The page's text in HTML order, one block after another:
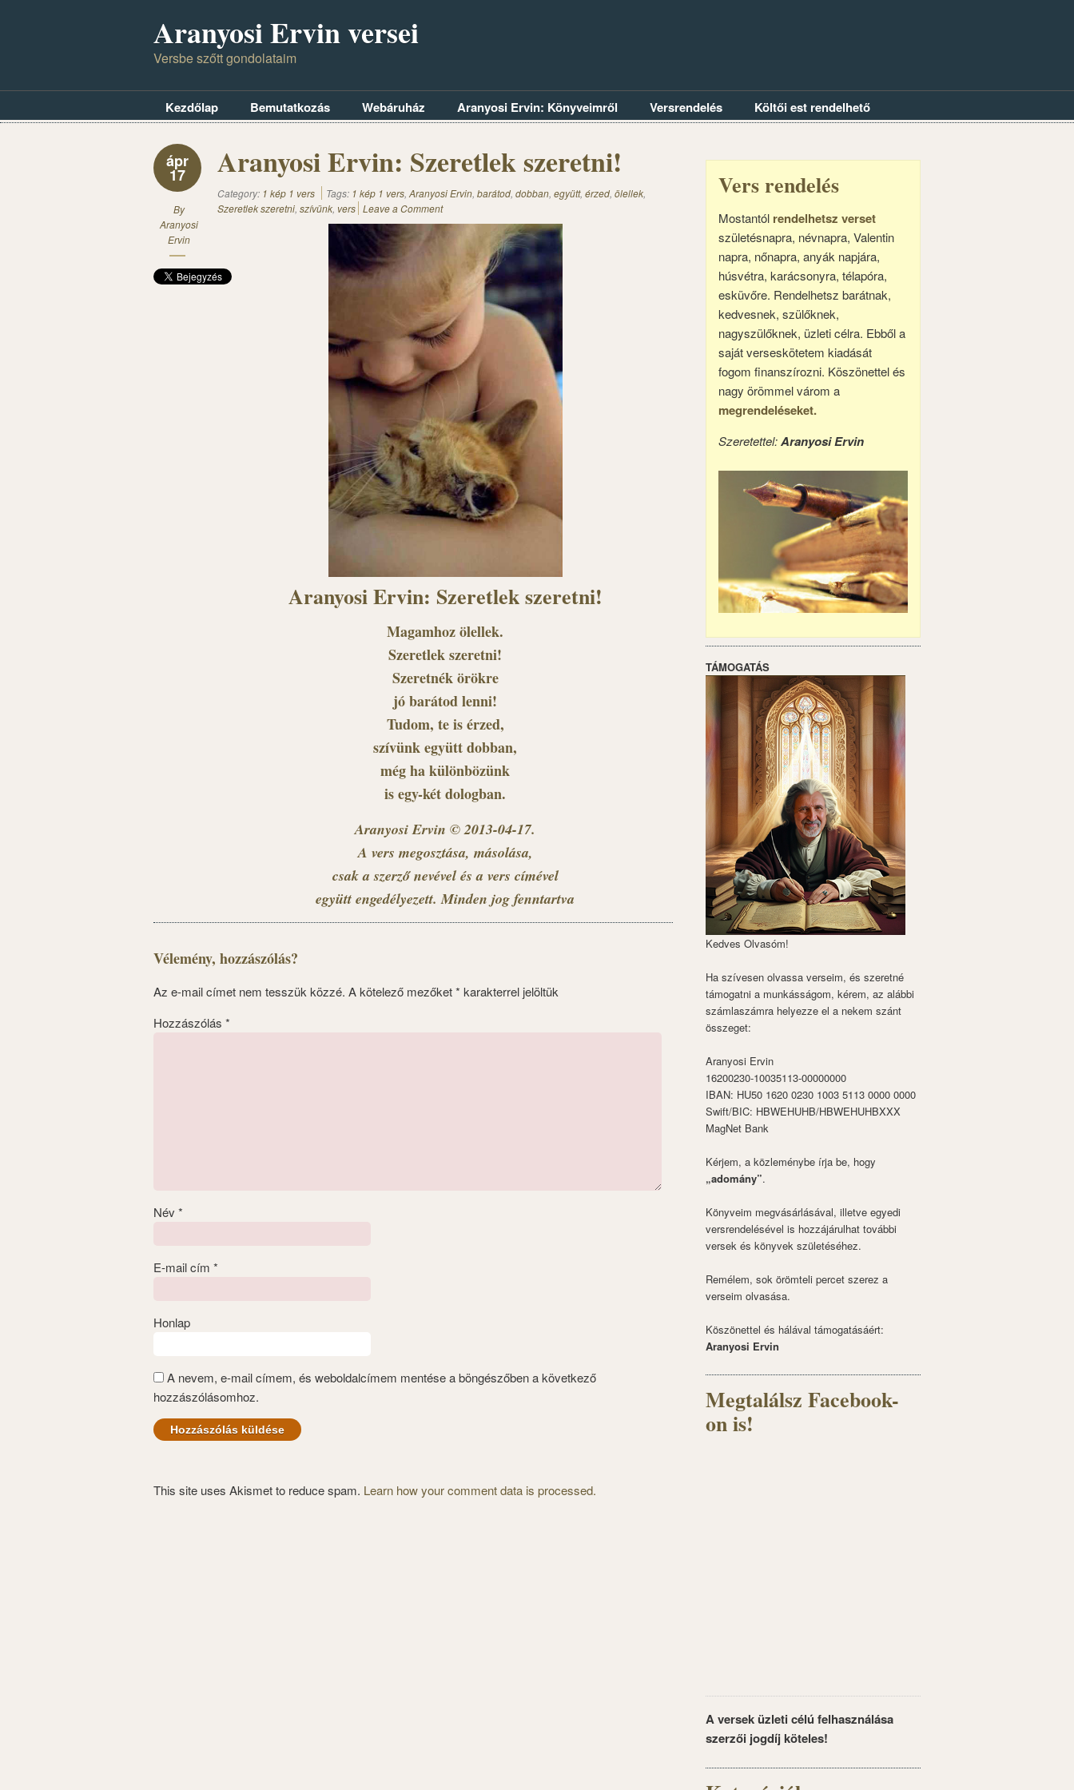
Aranyosi Ervin versei
Versbe szőtt gondolataim
Kezdőlap Bemutatkozás Webáruház Aranyosi Ervin: Könyveimről Versrendelés Költői est rendelhető
ápr
17
By
Aranyosi
Ervin
Aranyosi Ervin: Szeretlek szeretni!
Category: 1 kép 1 vers Tags: 1 kép 1 vers, Aranyosi Ervin, barátod, dobban, együtt, érzed, ölellek,
Szeretlek szeretni, szívünk, vers Leave a Comment
Aranyosi Ervin: Szeretlek szeretni!
Magamhoz ölellek.
Szeretlek szeretni!
Szeretnék örökre
jó barátod lenni!
Tudom, te is érzed,
szívünk együtt dobban,
még ha különbözünk
is egy-két dologban.
Aranyosi Ervin © 2013-04-17.
A vers megosztása, másolása,
csak a szerző nevével és a vers címével
együtt engedélyezett. Minden jog fenntartva
Vélemény, hozzászólás?
Az e-mail címet nem tesszük közzé. A kötelező mezőket* karakterrel jelöltük
Hozzászólás *
Név *
E-mail cím *
Honlap
A nevem, e-mail címem, és weboldalcímem mentése a böngészőben a következő
hozzászólásomhoz.
This site uses Akismet to reduce spam. Learn how your comment data is processed.
Vers rendelés
Mostantól rendelhetsz verset
születésnapra, névnapra, Valentin
napra, nőnapra, anyák napjára,
húsvétra, karácsonyra, télapóra,
esküvőre. Rendelhetsz barátnak,
kedvesnek, szülőknek,
nagyszülőknek, üzleti célra. Ebből a
saját verseskötetem kiadását
fogom finanszírozni. Köszönettel és
nagy örömmel várom a
megrendeléseket.
Szeretettel:Aranyosi Ervin
TÁMOGATÁS
Kedves Olvasóm!
Ha szívesen olvassa verseim, és szeretné
támogatni a munkásságom, kérem, az alábbi
számlaszámra helyezze el a nekem szánt
összeget:
Aranyosi Ervin
16200230-10035113-00000000
IBAN: HU50 1620 0230 1003 5113 0000 0000
Swift/BIC: HBWEHUHB/HBWEHUHBXXX
MagNet Bank
Kérjem, a közleménybe írja be, hogy
„adomány”.
Könyveim megvásárlásával, illetve egyedi
versrendelésével is hozzájárulhat további
versek és könyvek születéséhez.
Remélem, sok örömteli percet szerez a
verseim olvasása.
Köszönettel és hálával támogatásáért:
Aranyosi Ervin
Megtalálsz Facebook-
on is!
A versek üzleti célú felhasználása
szerzői jogdíj köteles!